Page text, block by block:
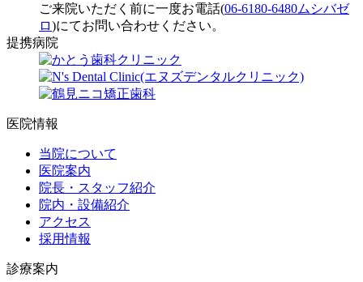
ご来院いただく前に一度お電話(06-6180-6480ムシバゼ
ロ)にてお問い合わせください。
提携病院
医院情報
当院について
医院案内
院長・スタッフ紹介
院内・設備紹介
アクセス
採用情報
診療案内